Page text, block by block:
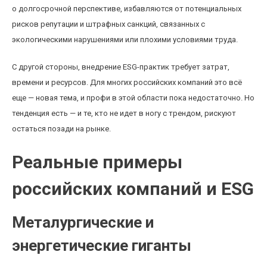
о долгосрочной перспективе, избавляются от потенциальных
рисков репутации и штрафных санкций, связанных с
экологическими нарушениями или плохими условиями труда.
С другой стороны, внедрение ESG-практик требует затрат,
времени и ресурсов. Для многих российских компаний это всё
еще — новая тема, и профи в этой области пока недостаточно. Но
тенденция есть — и те, кто не идет в ногу с трендом, рискуют
остаться позади на рынке.
Реальные примеры
российских компаний и ESG
Металургические и
энергетические гиганты